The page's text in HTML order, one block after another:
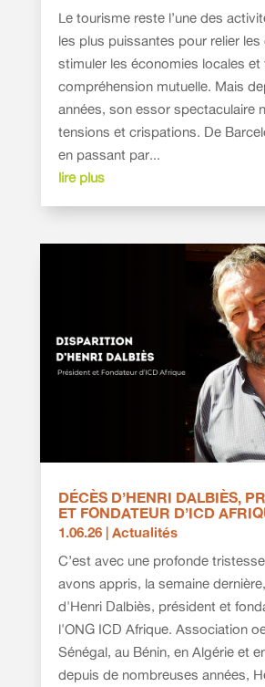
Le tourisme reste l’une des
les plus puissantes pour relier les
stimuler les économies locales et
compréhension mutuelle. Mais
années, son essor spectaculaire
tensions et crispations. De
en passant par...
lire plus
DÉCÈS D’HENRI DALBIÈS,
ET FONDATEUR D’ICD
1.06.26| Actualités
C’est avec une profonde
avons appris, la semaine
d'Henri Dalbiès, président et
l'ONG ICD Afrique. Association
Sénégal, au Bénin, en Algérie et
depuis de nombreuses années,